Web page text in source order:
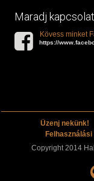
Maradj
Kövess minket
https://
Üzenj nekünk!
Copyright 2014